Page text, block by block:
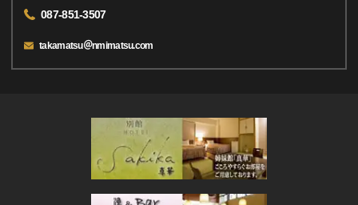
087-851-3507
takamatsu＠nmimatsu.com